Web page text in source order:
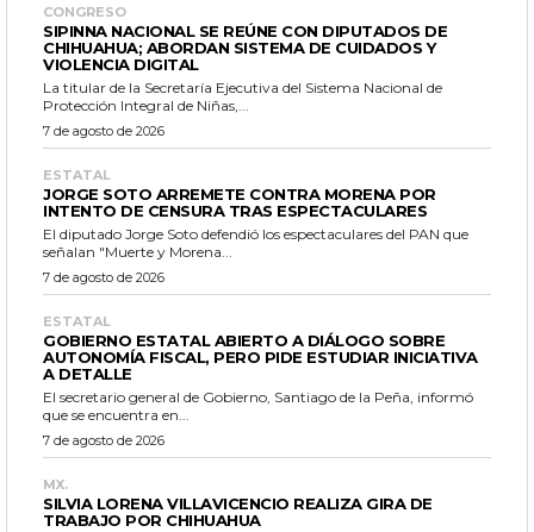
CONGRESO
SIPINNA NACIONAL SE REÚNE CON DIPUTADOS DE
CHIHUAHUA; ABORDAN SISTEMA DE CUIDADOS Y
VIOLENCIA DIGITAL
La titular de la Secretaría Ejecutiva del Sistema Nacional de
Protección Integral de Niñas,...
7 de agosto de 2026
ESTATAL
JORGE SOTO ARREMETE CONTRA MORENA POR
INTENTO DE CENSURA TRAS ESPECTACULARES
El diputado Jorge Soto defendió los espectaculares del PAN que
señalan "Muerte y Morena...
7 de agosto de 2026
ESTATAL
GOBIERNO ESTATAL ABIERTO A DIÁLOGO SOBRE
AUTONOMÍA FISCAL, PERO PIDE ESTUDIAR INICIATIVA
A DETALLE
El secretario general de Gobierno, Santiago de la Peña, informó
que se encuentra en...
7 de agosto de 2026
MX.
SILVIA LORENA VILLAVICENCIO REALIZA GIRA DE
TRABAJO POR CHIHUAHUA